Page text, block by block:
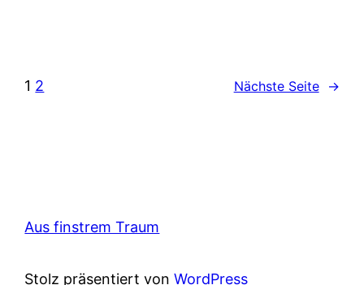
1 2 Nächste Seite →
Aus finstrem Traum
Stolz präsentiert vonWordPress